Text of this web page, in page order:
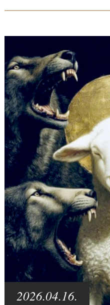
2026.04.16.